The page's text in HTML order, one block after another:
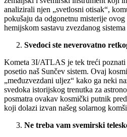
analizirali njen „svetlosni otisak“,
pokušaju da odgonetnu misterije
hemijskom sastavu zvezdanog
Svedoci ste neverovatno
Kometa 3I/ATLAS je tek treći
posetio naš Sunčev sistem. Ovaj
„međuzvezdani uljez“ kako ga neki
svedoka istorijskog trenutka za
posmatra ovakav kosmički putnik
koji dolazi izvan našeg solarnog
Ne treba vam svemirski